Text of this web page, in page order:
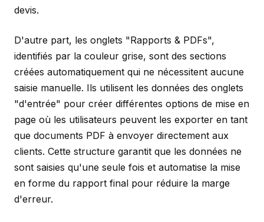
devis.
D'autre part, les onglets "Rapports & PDFs",
identifiés par la couleur grise, sont des sections
créées automatiquement qui ne nécessitent aucune
saisie manuelle. Ils utilisent les données des onglets
"d'entrée" pour créer différentes options de mise en
page où les utilisateurs peuvent les exporter en tant
que documents PDF à envoyer directement aux
clients. Cette structure garantit que les données ne
sont saisies qu'une seule fois et automatise la mise
en forme du rapport final pour réduire la marge
d'erreur.